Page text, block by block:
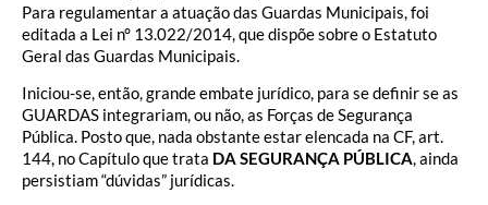
Para regulamentar a atuação das Guardas Municipais, foi
editada a Lei n° 13.022/2014, que dispõe sobre o Estatuto
Geral das Guardas Municipais.
Iniciou-se, então, grande embate jurídico, para se definir se as
GUARDAS integrariam, ou não, as Forças de Segurança
Pública. Posto que, nada obstante estar elencada na CF, art.
144, no Capítulo que trata DA SEGURANÇA PÚBLICA, ainda
persistiam “dúvidas” jurídicas.